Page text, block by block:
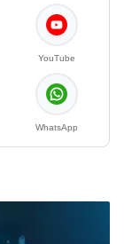
YouTube
WhatsApp